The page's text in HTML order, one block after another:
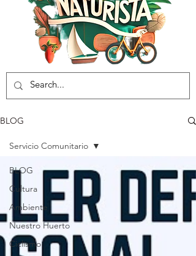
BLOG
BLOG
Cultura
Ambiente
Nuestro Huerto
Ciclismo
Servicio Comunitario